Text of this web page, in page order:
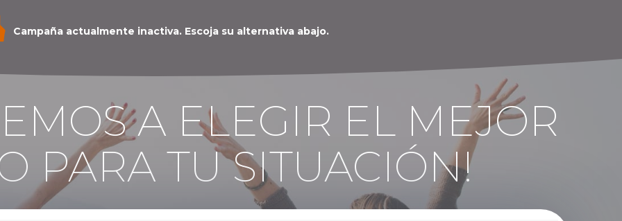
Campaña actualmente inactiva. Escoja su alternativa abajo.
A ELEGIR EL MEJOR
PARA TU SITUACIÓN!